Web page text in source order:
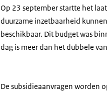
Op 23 september startte het
duurzame inzetbaarheid
beschikbaar. Dit budget was
dag is meer dan het dubbele
De subsidieaanvragen worden